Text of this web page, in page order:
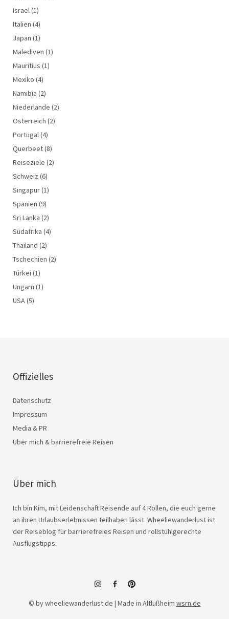
Israel(1)
Italien (4)
Japan (1)
Malediven (1)
Mauritius (1)
Mexiko (4)
Namibia (2)
Niederlande (2)
Österreich (2)
Portugal(4)
Querbeet(8)
Reiseziele (2)
Schweiz (6)
Singapur(1)
Spanien (9)
Sri Lanka (2)
Südafrika (4)
Thailand (2)
Tschechien (2)
Türkei (1)
Ungarn (1)
USA(5)
Offizielles
Datenschutz
Impressum
Media & PR
Über mich & barrierefreie Reisen
Über mich
Ich bin Kim, mit Leidenschaft Reisende auf 4 Rollen, die euch gerne
an ihren Urlaubserlebnissen teilhaben lässt. Wheeliewanderlust ist
der Reiseblog für barrierefreies Reisen und rollstuhlgerechte
Ausflugstipps.
instagramfacebook
© by wheeliewanderlust.de | Made in Altlußheim wsrn.de